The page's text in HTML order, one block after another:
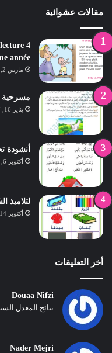
مقالات عشوائية
4
année
مارس 2, 2016
مسرحية
يناير 16, 2017
أنشودة
أكتوبر 6, 2025
لتلاميذ
أكتوبر 14, 2017
أخر التعليقات
Douaa Nifzi
نتائج المعدل
Nader Mejri